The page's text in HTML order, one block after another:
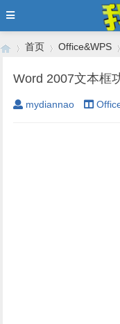
›
首页
›
Office&WPS
›
Word 2007文本框
mydiannao